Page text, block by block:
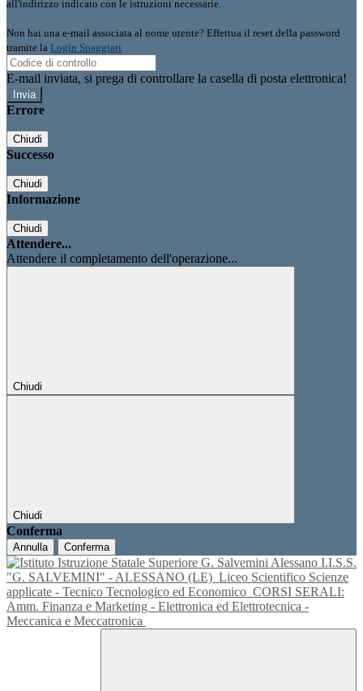
all'indirizzo indicato con le istruzioni necessarie.
Non hai una e-mail associata al nome utente? Effettua il reset della password
tramite la Login Spaggiari
E-mail inviata, si prega di controllare la casella di posta elettronica!
Errore
Chiudi
Successo
Chiudi
Informazione
Chiudi
Attendere...
Attendere il completamento dell'operazione...
Chiudi
Chiudi
Conferma
Annulla Conferma
I.I.S.S.
"G. SALVEMINI" - ALESSANO (LE) Liceo Scientifico Scienze
applicate - Tecnico Tecnologico ed Economico CORSI SERALI:
Amm. Finanza e Marketing - Elettronica ed Elettrotecnica -
Meccanica e Meccatronica